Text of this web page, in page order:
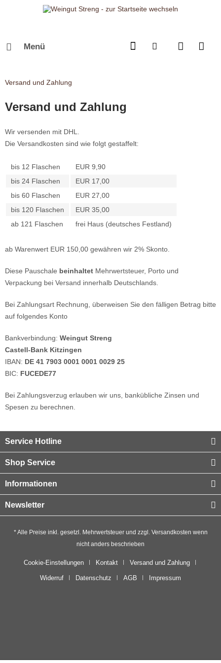
Menü
Versand und Zahlung
Versand und Zahlung
Wir versenden mit DHL.
Die Versandkosten sind wie folgt gestaffelt:
bis 12 Flaschen
EUR 9,90
bis 24 Flaschen
EUR 17,00
bis 60 Flaschen
EUR 27,00
bis 120 Flaschen
EUR 35,00
ab 121 Flaschen
frei Haus (deutsches Festland)
ab Warenwert EUR 150,00 gewähren wir 2% Skonto.
Diese Pauschale beinhaltet Mehrwertsteuer, Porto und
Verpackung bei Versand innerhalb Deutschlands.
Bei Zahlungsart Rechnung, überweisen Sie den fälligen Betrag bitte
auf folgendes Konto
Bankverbindung: Weingut Streng
Castell-Bank Kitzingen
IBAN: DE 41 7903 0001 0001 0029 25
BIC: FUCEDE77
Bei Zahlungsverzug erlauben wir uns, bankübliche Zinsen und
Spesen zu berechnen.
Service Hotline
Shop Service
Informationen
Newsletter
* Alle Preise inkl. gesetzl. Mehrwertsteuer und zzgl. Versandkosten wenn
nicht anders beschrieben
Cookie-Einstellungen Kontakt Versand und Zahlung
Widerruf Datenschutz AGB Impressum